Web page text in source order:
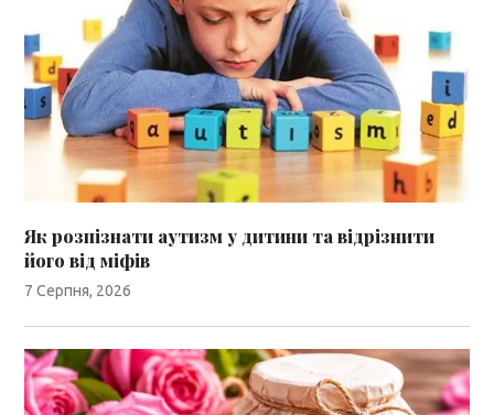
Як розпізнати аутизм у дитини та відрізнити
його від міфів
7 Серпня, 2026